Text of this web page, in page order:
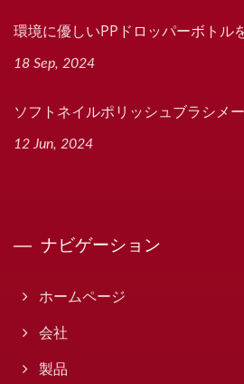
環境に優しいPPドロッパーボトル
18 Sep, 2024
ソフトネイルポリッシュブラシメ
12 Jun, 2024
ナビゲーション
ホームページ
会社
製品